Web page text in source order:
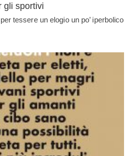
gli sportivi
tessere un elogio un po’ iperbolico